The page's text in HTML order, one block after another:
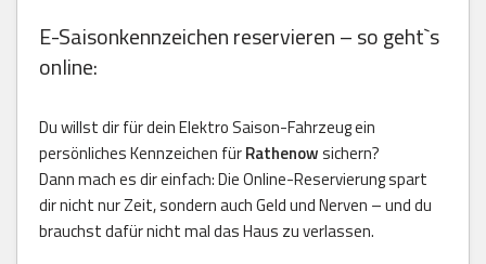
E-Saisonkennzeichen reservieren – so geht`s
online:
Du willst dir für dein Elektro Saison-Fahrzeug ein
persönliches Kennzeichen fürRathenowsichern?
Dann mach es dir einfach: Die Online-Reservierung spart
dir nicht nur Zeit, sondern auch Geld und Nerven – und du
brauchst dafür nicht mal das Haus zu verlassen.